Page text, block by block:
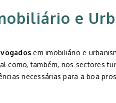
e
em imobiliário e
como, também, nos sectores
necessárias para a boa